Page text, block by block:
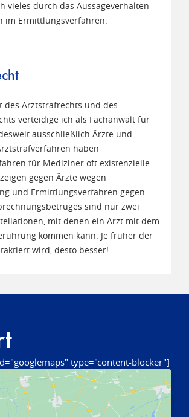
vieles durch das Aussageverhalten
im Ermittlungsverfahren.
des Arztstrafrechts und des
verteidige ich als Fachanwalt für
ausschließlich Ärzte und
haben
für Mediziner oft existenzielle
gegen Ärzte wegen
und Ermittlungsverfahren gegen
sind nur zwei
mit denen ein Arzt mit dem
kommen kann. Je früher der
wird, desto besser!
type="content-blocker"]